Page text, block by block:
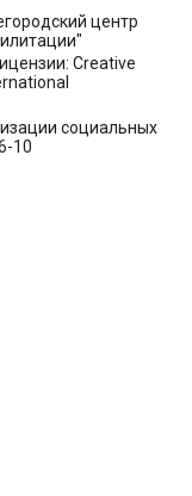
центр
Creative
социальных
10